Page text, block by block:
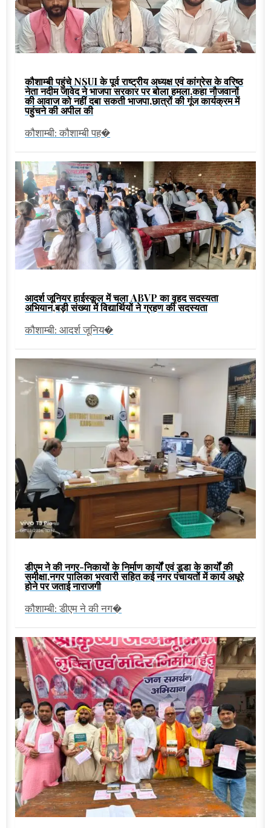
कौशाम्बी पहुंचे NSUI के पूर्व राष्ट्रीय अध्यक्ष एवं कांग्रेस के वरिष्ठ
नेता नदीम जावेद ने भाजपा सरकार पर बोला हमला,कहा नौजवानों
की आवाज को नहीं दबा सकती भाजपा,छात्रों की गूंज कार्यक्रम में
पहुंचने की अपील की
कौशाम्बी: कौशाम्बी पह�
आदर्श जूनियर हाईस्कूल में चला ABVP का वृहद सदस्यता
अभियान,बड़ी संख्या में विद्यार्थियों ने ग्रहण की सदस्यता
कौशाम्बी: आदर्श जूनिय�
डीएम ने की नगर-निकायों के निर्माण कार्यों एवं डूडा के कार्यों की
समीक्षा,नगर पालिका भरवारी सहित कई नगर पंचायतों में कार्य अधूरे
होने पर जताई नाराजगी
कौशाम्बी: डीएम ने की नग�